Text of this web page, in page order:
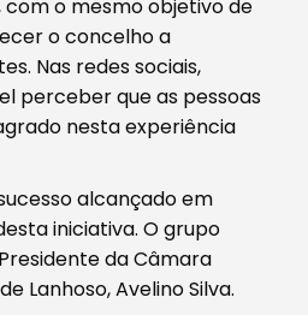
com o mesmo objetivo de
o concelho a
Nas redes sociais,
perceber que as pessoas
nesta experiência
alcançado em
iniciativa. O grupo
da Câmara
Lanhoso, Avelino Silva.